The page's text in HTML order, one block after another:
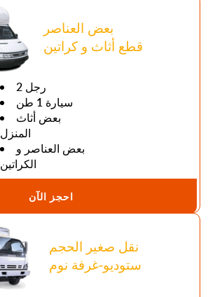
بعض العناصر
قطع أثاث و كراتين
2 رجل
سيارة 1 طن
بعض أثاث
المنزل
بعض العناصر و
الكراتين
احجز الآن
نقل صغير الحجم
ستوديو-غرفة نوم